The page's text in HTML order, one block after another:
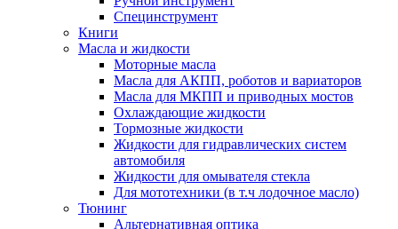
Специнструмент
Книги
Масла и жидкости
Моторные масла
Масла для АКПП, роботов и вариаторов
Масла для МКПП и приводных мостов
Охлаждающие жидкости
Тормозные жидкости
Жидкости для гидравлических систем
автомобиля
Жидкости для омывателя стекла
Для мототехники (в т.ч лодочное масло)
Тюнинг
Альтернативная оптика